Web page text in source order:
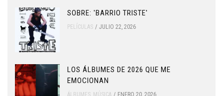
SOBRE: 'BARRIO TRISTE'
PELÍCULAS JULIO 22, 2026
LOS ÁLBUMES DE 2026 QUE ME
EMOCIONAN
ÁLBUMES, MÚSICA ENERO 20, 2026